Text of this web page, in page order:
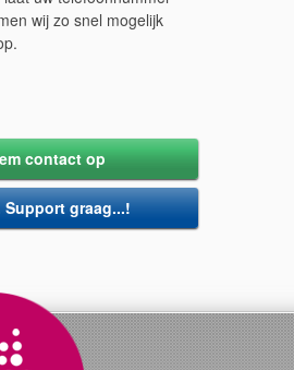
wij zo snel mogelijk
contact op
Support graag...!